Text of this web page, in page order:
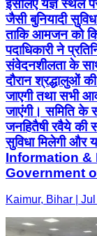
इसलिए यज्ञ स्थल
जैसी बुनियादी
ताकि आमजन को
पदाधिकारी ने
संवेदनशीलता के
दौरान श्रद्धालुओं
जाएगी तथा सभी
जाएंगी। समिति के
जनहितैषी रवैये की
सुविधा मिलेगी और
Information &
Government
Kaimur, Bihar |